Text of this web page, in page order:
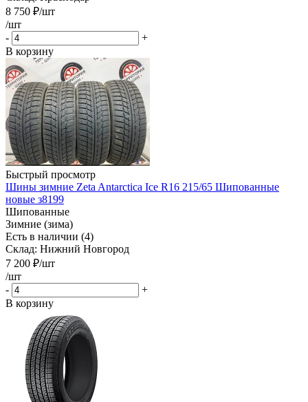
8 750 ₽/шт
/шт
-
+
В корзину
Быстрый просмотр
Шины зимние Zeta Antarctica Ice R16 215/65 Шипованные
новые з8199
Шипованные
Зимние (зима)
Есть в наличии (4)
Склад: Нижний Новгород
7 200 ₽/шт
/шт
-
+
В корзину